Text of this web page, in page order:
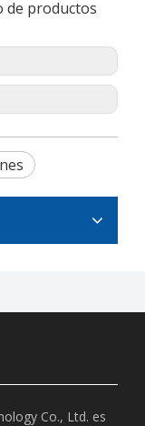
de productos
Co., Ltd. es